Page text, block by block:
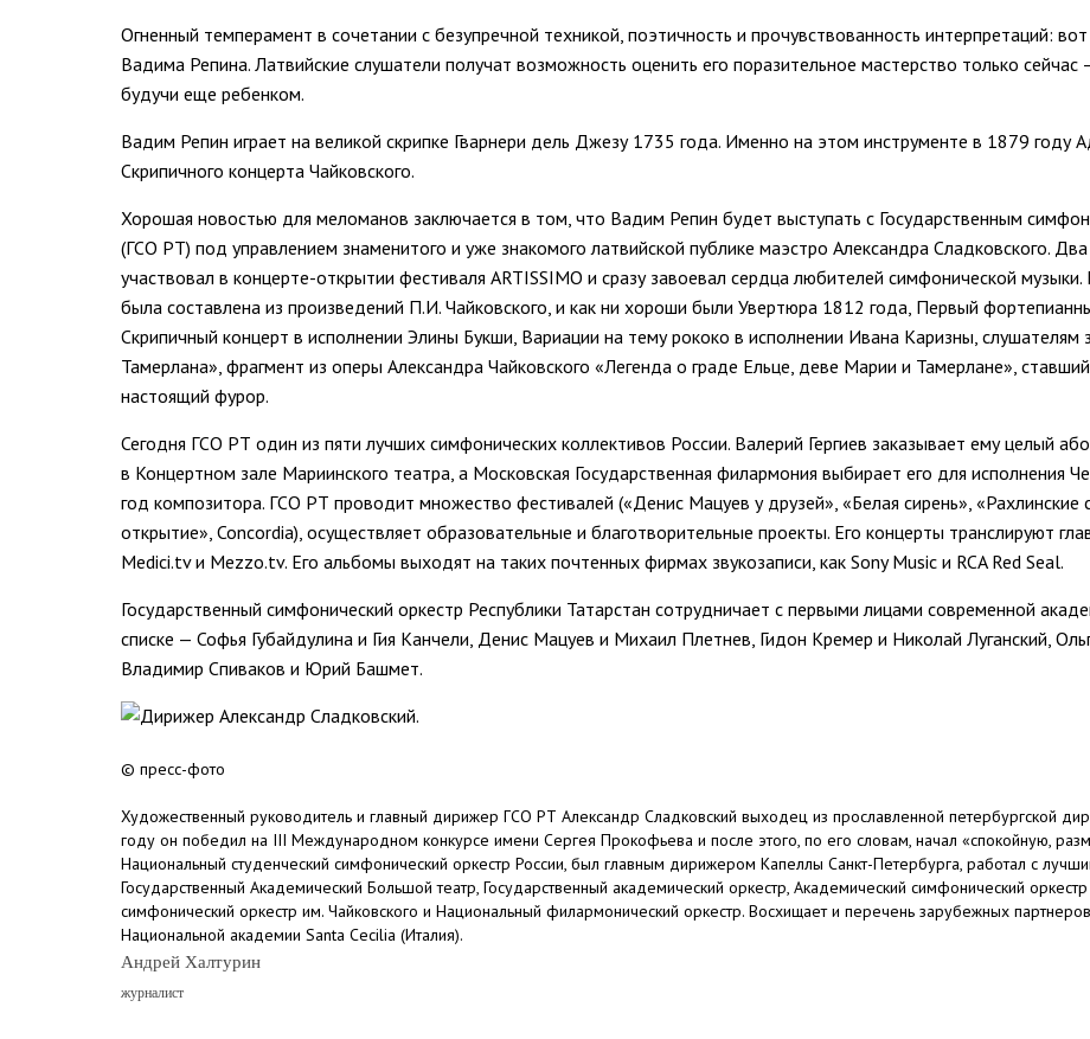
Огненный темперамент в сочетании с безупречной техникой, поэтичность и прочувствованность интерпретаций:
Вадима Репина. Латвийские слушатели получат возможность оценить его поразительное мастерство только
будучи еще ребенком.
Вадим Репин играет на великой скрипке Гварнери дель Джезу 1735 года. Именно на этом инструменте в 1879 году
Скрипичного концерта Чайковского.
Хорошая новостью для меломанов заключается в том, что Вадим Репин будет выступать с Государственным
(ГСО РТ) под управлением знаменитого и уже знакомого латвийской публике маэстро Александра Сладковского.
участвовал в концерте-открытии фестиваля ARTISSIMO и сразу завоевал сердца любителей симфонической
была составлена из произведений П.И. Чайковского, и как ни хороши были Увертюра 1812 года, Первый
Скрипичный концерт в исполнении Элины Букши, Вариации на тему рококо в исполнении Ивана Каризны, слушателям
Тамерлана», фрагмент из оперы Александра Чайковского «Легенда о граде Ельце, деве Марии и Тамерлане»,
настоящий фурор.
Сегодня ГСО РТ один из пяти лучших симфонических коллективов России. Валерий Гергиев заказывает ему целый
в Концертном зале Мариинского театра, а Московская Государственная филармония выбирает его для исполнения
год композитора. ГСО РТ проводит множество фестивалей («Денис Мацуев у друзей», «Белая сирень», «Рахлинские
открытие», Concordia), осуществляет образовательные и благотворительные проекты. Его концерты транслируют
Мedici.tv и Mezzo.tv. Его альбомы выходят на таких почтенных фирмах звукозаписи, как Sony Music и RCA Red Seal.
Государственный симфонический оркестр Республики Татарстан сотрудничает с первыми лицами современной
списке — Софья Губайдулина и Гия Канчели, Денис Мацуев и Михаил Плетнев, Гидон Кремер и Николай Луганский,
Владимир Спиваков и Юрий Башмет.
© пресс-фото
Художественный руководитель и главный дирижер ГСО РТ Александр Сладковский выходец из прославленной петербургской
году он победил на III Международном конкурсе имени Сергея Прокофьева и после этого, по его словам, начал «спокойную,
Национальный студенческий симфонический оркестр России, был главным дирижером Капеллы Санкт-Петербурга, работал с
Государственный Академический Большой театр, Государственный академический оркестр, Академический симфонический
симфонический оркестр им. Чайковского и Национальный филармонический оркестр. Восхищает и перечень зарубежных
Национальной академии Santa Cecilia (Италия).
Андрей Халтурин
журналист